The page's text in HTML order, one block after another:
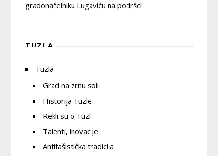
gradonačelniku Lugaviću na podršci
TUZLA
Tuzla
Grad na zrnu soli
Historija Tuzle
Rekli su o Tuzli
Talenti, inovacije
Antifašistička tradicija